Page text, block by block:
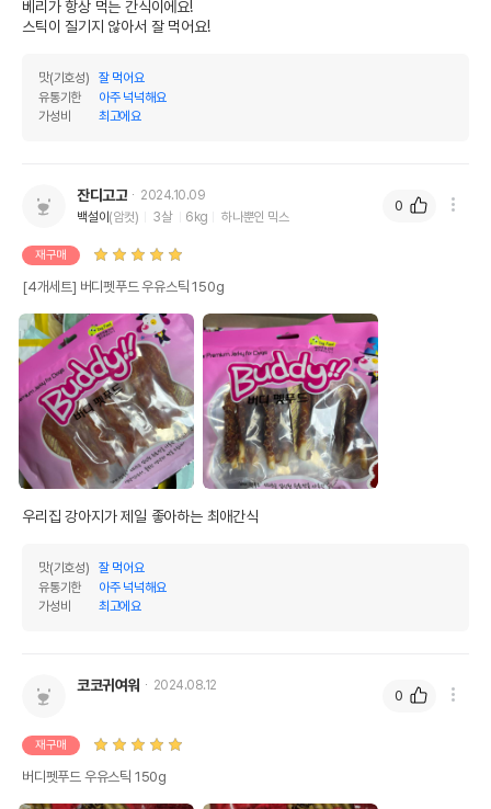
베리가 항상 먹는 간식이에요!
스틱이 질기지 않아서 잘 먹어요!
맛(기호성)
잘 먹어요
유통기한
아주 넉넉해요
가성비
최고에요
잔디고고
2024.10.09
백설이 (암컷) 3살 6kg 하나뿐인 믹스
재구매
[4개세트] 버디펫푸드 우유스틱 150g
우리집 강아지가 제일 좋아하는 최애간식
맛(기호성)
잘 먹어요
유통기한
아주 넉넉해요
가성비
최고에요
0
코코귀여워 2024.08.12
재구매
버디펫푸드 우유스틱 150g
0